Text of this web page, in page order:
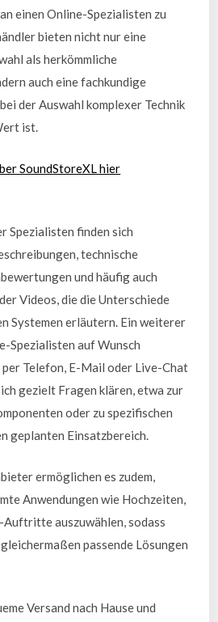
einen Online-Spezialisten zu
bieten nicht nur eine
als herkömmliche
auch eine fachkundige
der Auswahl komplexer Technik
ist.
SoundStoreXL hier
Spezialisten finden sich
technische
und häufig auch
Videos, die die Unterschiede
Systemen erläutern. Ein weiterer
Spezialisten auf Wunsch
Telefon, E-Mail oder Live-Chat
gezielt Fragen klären, etwa zur
oder zu spezifischen
geplanten Einsatzbereich.
ermöglichen es zudem,
Anwendungen wie Hochzeiten,
auszuwählen, sodass
passende Lösungen
Versand nach Hause und